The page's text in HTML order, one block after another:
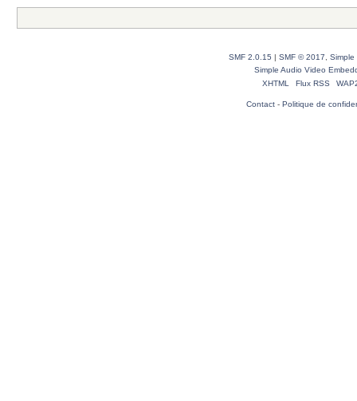
SMF 2.0.15 | SMF © 2017
Simple
Simple Audio Video
XHTML
Flux RSS
Contact- Politique de